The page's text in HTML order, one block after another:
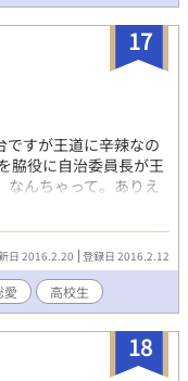
17
すが王道に辛辣なの
脇役に自治委員長が王
なんちゃって。ありえ
完結済み。最終は
日 2016.2.20 登録日 2016.2.12
愛 高校生
18